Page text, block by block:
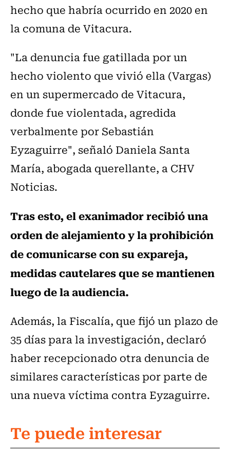
hecho que habría ocurrido en 2020 en
la comuna de Vitacura.
"La denuncia fue gatillada por un
hecho violento que vivió ella (Vargas)
en un supermercado de Vitacura,
donde fue violentada, agredida
verbalmente por Sebastián
Eyzaguirre", señaló Daniela Santa
María, abogada querellante, a CHV
Noticias.
Tras esto, el exanimador recibió una
orden de alejamiento y la prohibición
de comunicarse con su expareja,
medidas cautelares que se mantienen
luego de la audiencia.
Además, la Fiscalía, que fijó un plazo de
35 días para la investigación, declaró
haber recepcionado otra denuncia de
similares características por parte de
una nueva víctima contra Eyzaguirre.
Te puede interesar